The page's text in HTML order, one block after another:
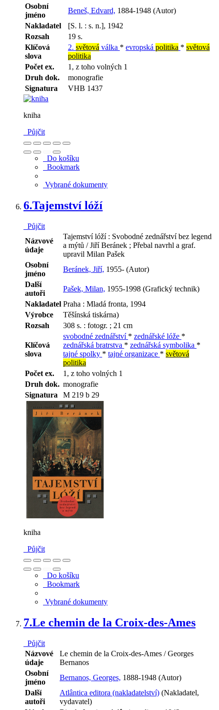
Osobní
jméno
Beneš, Edvard, 1884-1948 (Autor)
Nakladatel
[S. l. : s. n.], 1942
Rozsah
19 s.
Klíčová
slova
2. světová válka * evropská politika * světová
politika
Počet ex.
1, z toho volných 1
Druh dok.
monografie
Signatura
VHB 1437
kniha
Půjčit
Do košíku
Bookmark
Vybrané dokumenty
6.Tajemství lóží
Půjčit
Názvové
údaje
Tajemství lóží : Svobodné zednářství bez legend
a mýtů / Jiří Beránek ; Přebal navrhl a graf.
upravil Milan Pašek
Osobní
jméno
Beránek, Jiří, 1955- (Autor)
Další
autoři
Pašek, Milan, 1955-1998 (Grafický technik)
Nakladatel Praha : Mladá fronta, 1994
Výrobce
Těšínská tiskárna)
Rozsah
308 s. : fotogr. ; 21 cm
Klíčová
slova
svobodné zednářství * zednářské lóže *
zednářská bratrstva * zednářská symbolika *
tajné spolky * tajné organizace * světová
politika
Počet ex.
1, z toho volných 1
Druh dok. monografie
Signatura
M 219 b 29
kniha
Půjčit
Do košíku
Bookmark
Vybrané dokumenty
7.Le chemin de la Croix-des-Ames
Půjčit
Názvové
údaje
Le chemin de la Croix-des-Ames / Georges
Bernanos
Osobní
jméno
Bernanos, Georges, 1888-1948 (Autor)
Další
autoři
Atlântica editora (nakladatelství) (Nakladatel,
vydavatel)